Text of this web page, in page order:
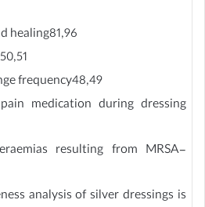
healing81,96
frequency48,49
medication during dressing
resulting from MRSA-
analysis of silver dressings is